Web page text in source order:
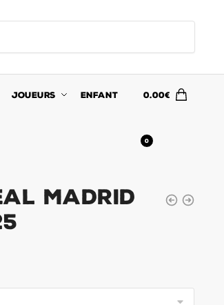
JOUEURS ENFANT 0.00€
0
Madrid